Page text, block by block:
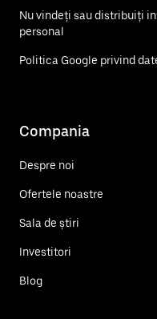
Nu vindeți sau distribuiți
personal
Politica Google privind
Compania
Despre noi
Ofertele noastre
Sala de știri
Investitori
Blog